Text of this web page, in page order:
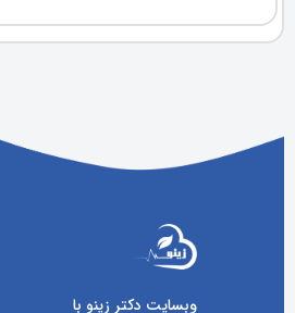
وبسایت دکتر زینو با